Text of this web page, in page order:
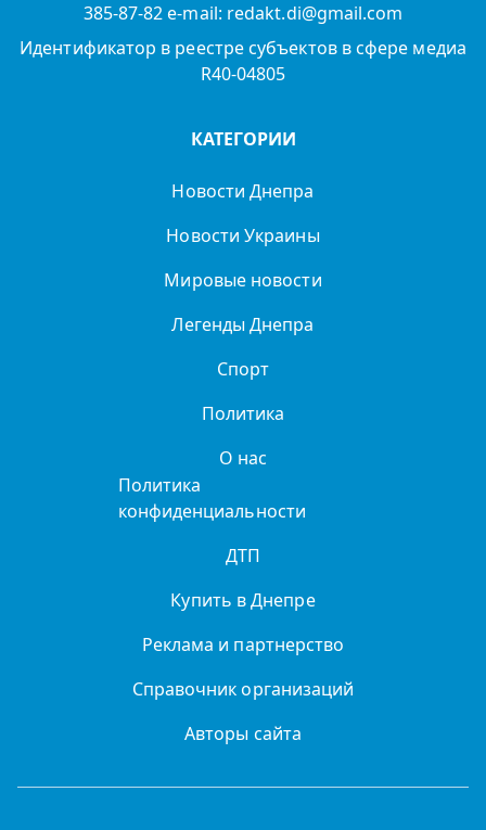
385-87-82 e-mail: redakt.di@gmail.com
Идентификатор в реестре субъектов в сфере медиа
R40-04805
КАТЕГОРИИ
Новости Днепра
Новости Украины
Мировые новости
Легенды Днепра
Спорт
Политика
О нас
Политика
конфиденциальности
ДТП
Купить в Днепре
Реклама и партнерство
Справочник организаций
Авторы сайта